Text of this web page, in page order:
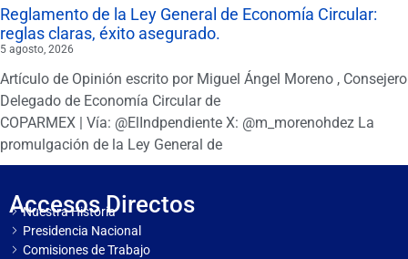
Reglamento de la Ley General de Economía Circular:
reglas claras, éxito asegurado.
5 agosto, 2026
Artículo de Opinión escrito por Miguel Ángel Moreno , Consejero
Delegado de Economía Circular de
COPARMEX | Vía: @ElIndpendiente X: @m_morenohdez La
promulgación de la Ley General de
Accesos Directos
Nuestra Historia
Presidencia Nacional
Comisiones de Trabajo